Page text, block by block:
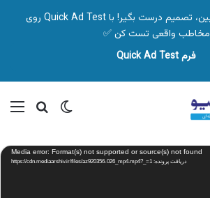
🎯 قبل از شروع کمپین، تصمیم درست بگیر! با Quick Ad Test روی
مخاطب واقعی تست کن ✅
فرم Quick Ad Test
تغییر پوسته
Media error: Format(s) not supported or source(s) not found
دریافت پرونده: https://cdn.mediaarshiv.ir/files/az920356-026_mp4.mp4?_=1